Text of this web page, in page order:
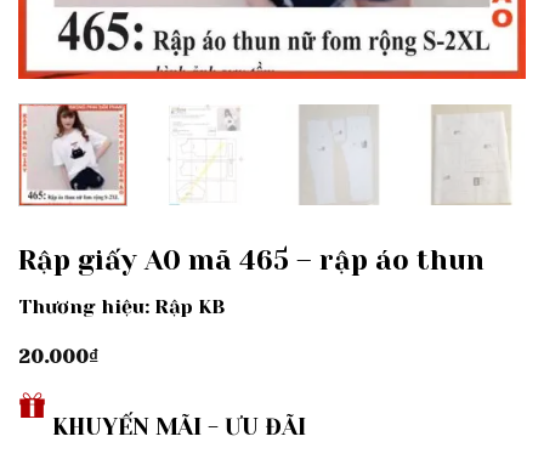
Rập giấy A0 mã 465 – rập áo thun
Thương hiệu: Rập KB
20.000₫
KHUYẾN MÃI - ƯU ĐÃI